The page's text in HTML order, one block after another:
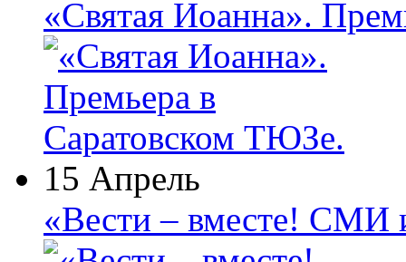
«Святая Иоанна».
15 Апрель
«Вести – вместе! СМИ